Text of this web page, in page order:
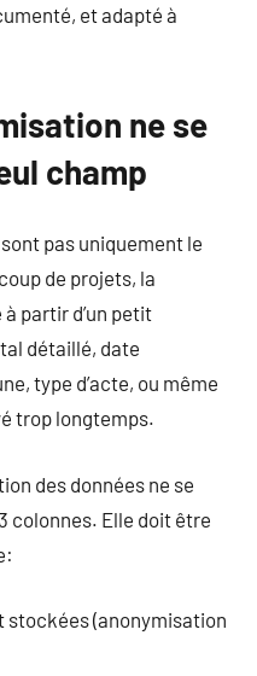
et adapté à
ne se
champ
pas uniquement le
de projets, la
partir d’un petit
détaillé, date
type d’acte, ou même
trop longtemps.
des données ne se
colonnes. Elle doit être
stockées (anonymisation